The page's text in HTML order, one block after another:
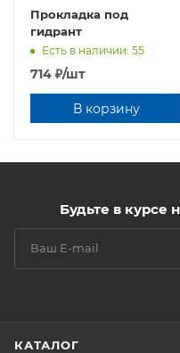
Прокладка под
гидрант
Есть в наличии: 55
714 ₽/шт
В корзину
Будьте в курсе
КАТАЛОГ